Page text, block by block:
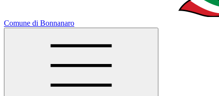
Comune di Bonnanaro